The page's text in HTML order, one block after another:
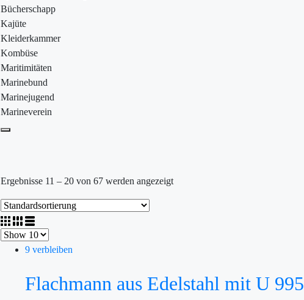
Bücherschapp
Kajüte
Kleiderkammer
Kombüse
Maritimitäten
Marinebund
Marinejugend
Marineverein
Ergebnisse 11 – 20 von 67 werden angezeigt
9 verbleiben
Flachmann aus Edelstahl mit U 995